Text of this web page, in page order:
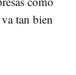
tan bien